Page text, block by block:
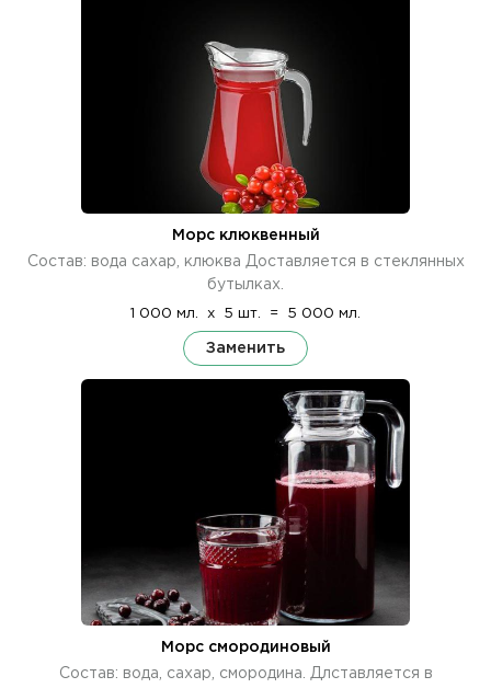
Морс клюквенный
Состав: вода сахар, клюква Доставляется в стеклянных
бутылках.
1 000 мл. x 5 шт. = 5 000 мл.
Заменить
Морс смородиновый
Состав: вода, сахар, смородина. Длставляется в